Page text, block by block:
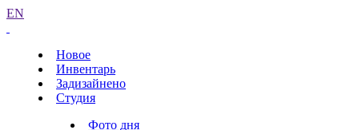
EN
Новое
Инвентарь
Задизайнено
Студия
Фото дня